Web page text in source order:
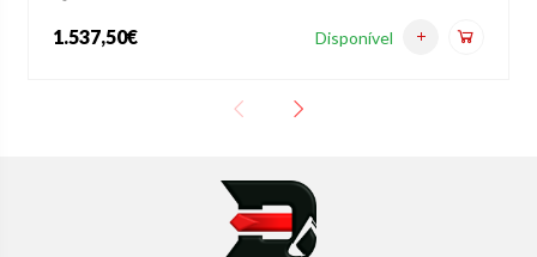
1.537,50€ Disponível